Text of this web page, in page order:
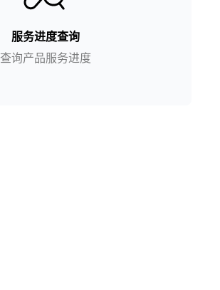
服务进度查询
查询产品服务进度